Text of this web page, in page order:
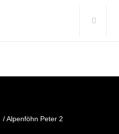
Alpenföhn Peter 2